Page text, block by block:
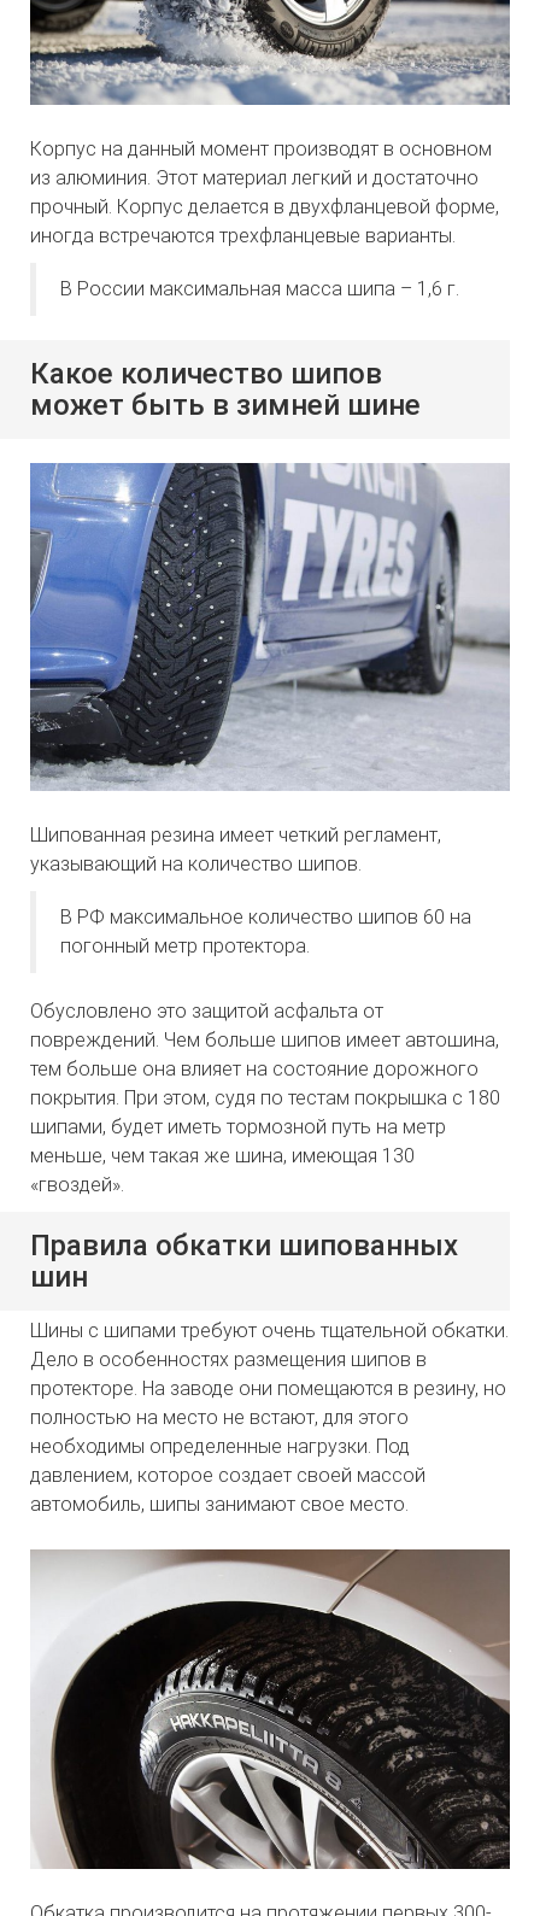
Корпус на данный момент производят в основном
из алюминия. Этот материал легкий и достаточно
прочный. Корпус делается в двухфланцевой форме,
иногда встречаются трехфланцевые варианты.
В России максимальная масса шипа – 1,6 г.
Какое количество шипов
может быть в зимней шине
Шипованная резина имеет четкий регламент,
указывающий на количество шипов.
В РФ максимальное количество шипов 60 на
погонный метр протектора.
Обусловлено это защитой асфальта от
повреждений. Чем больше шипов имеет автошина,
тем больше она влияет на состояние дорожного
покрытия. При этом, судя по тестам покрышка с 180
шипами, будет иметь тормозной путь на метр
меньше, чем такая же шина, имеющая 130
«гвоздей».
Правила обкатки шипованных
шин
Шины с шипами требуют очень тщательной обкатки.
Дело в особенностях размещения шипов в
протекторе. На заводе они помещаются в резину, но
полностью на место не встают, для этого
необходимы определенные нагрузки. Под
давлением, которое создает своей массой
автомобиль, шипы занимают свое место.